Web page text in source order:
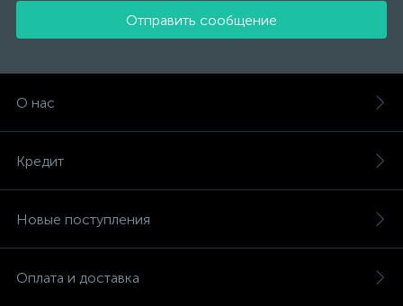
Отправить сообщение
О нас
Кредит
Новые поступления
Оплата и доставка